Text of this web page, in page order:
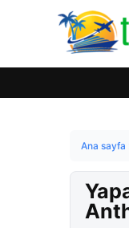
Ana sayfa